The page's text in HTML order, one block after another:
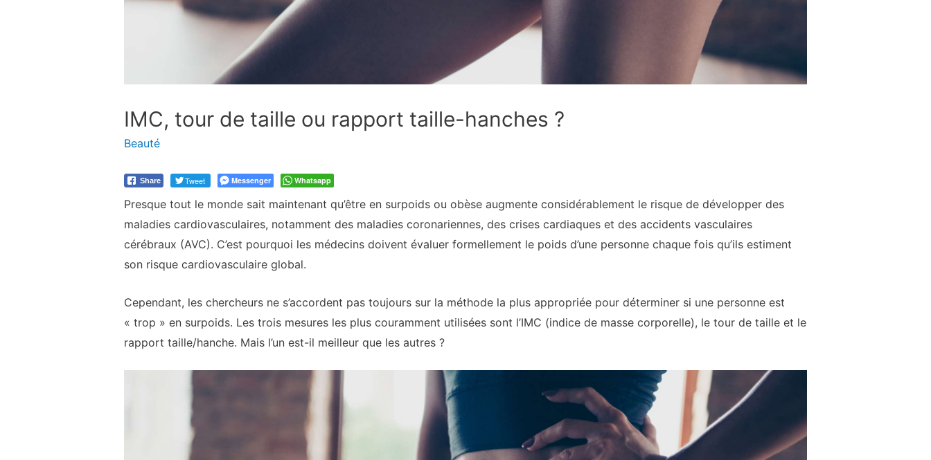
IMC, tour de taille ou rapport taille-hanches ?
Beauté
Share Tweet Messenger Whatsapp
Presque tout le monde sait maintenant qu’être en surpoids ou obèse augmente considérablement le risque de développer des
maladies cardiovasculaires, notamment des maladies coronariennes, des crises cardiaques et des accidents vasculaires
cérébraux (AVC). C’est pourquoi les médecins doivent évaluer formellement le poids d’une personne chaque fois qu’ils estiment
son risque cardiovasculaire global.
Cependant, les chercheurs ne s’accordent pas toujours sur la méthode la plus appropriée pour déterminer si une personne est
« trop » en surpoids. Les trois mesures les plus couramment utilisées sont l’IMC (indice de masse corporelle), le tour de taille et le
rapport taille/hanche. Mais l’un est-il meilleur que les autres ?